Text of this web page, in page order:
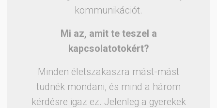
kommunikációt.
Mi az, amit te teszel a
kapcsolatotokért?
Minden életszakaszra mást-mást
tudnék mondani, és mind a három
kérdésre igaz ez. Jelenleg a gyerekek